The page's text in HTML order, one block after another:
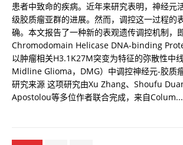
患者中致命的疾病。近年来研究表明，神经元
级胶质瘤亚群的进展。然而，调控这一过程的
确。本文报告了一种新的表观遗传调控机制，
Chromodomain Helicase DNA-binding
以肿瘤相关H3.1K27M突变为特征的弥散性中
Midline Glioma，DMG）中调控神经元-胶质
研究来源 这项研究由Xu Zhang、Shoufu
Apostolou等多位作者联合完成，来自Colum...